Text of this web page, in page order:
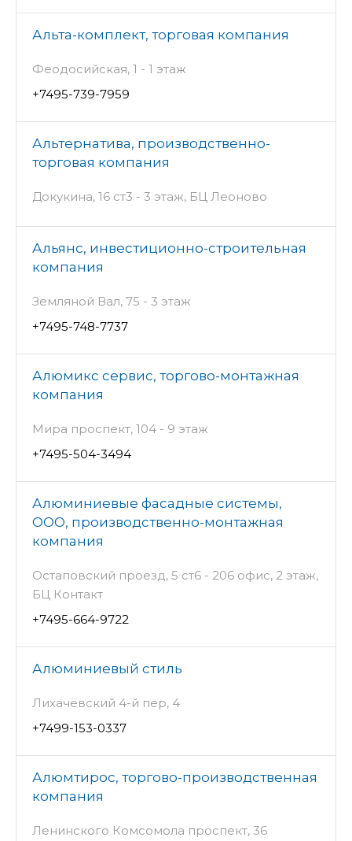
Альта-комплект, торговая компания
Феодосийская, 1 - 1 этаж
+7495-739-7959
Альтернатива, производственно-
торговая компания
Докукина, 16 ст3 - 3 этаж, БЦ Леоново
Альянс, инвестиционно-строительная
компания
Земляной Вал, 75 - 3 этаж
+7495-748-7737
Алюмикс сервис, торгово-монтажная
компания
Мира проспект, 104 - 9 этаж
+7495-504-3494
Алюминиевые фасадные системы,
ООО, производственно-монтажная
компания
Остаповский проезд, 5 ст6 - 206 офис, 2 этаж,
БЦ Контакт
+7495-664-9722
Алюминиевый стиль
Лихачёвский 4-й пер, 4
+7499-153-0337
Алюмтирос, торгово-производственная
компания
Ленинского Комсомола проспект, 36